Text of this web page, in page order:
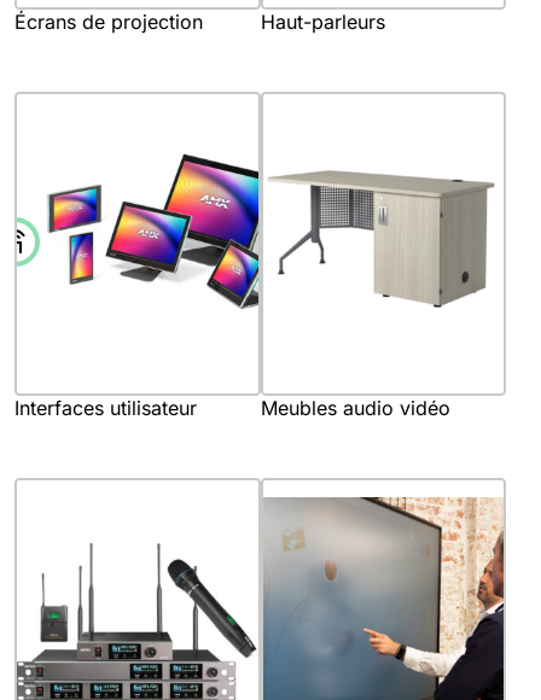
Écrans de projection Haut-parleurs
Interfaces utilisateur Meubles audio vidéo